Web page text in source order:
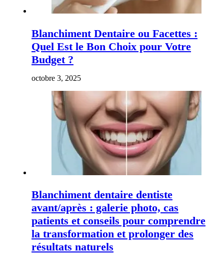
Blanchiment Dentaire ou Facettes :
Quel Est le Bon Choix pour Votre
Budget ?
octobre 3, 2025
Blanchiment dentaire dentiste
avant/après : galerie photo, cas
patients et conseils pour comprendre
la transformation et prolonger des
résultats naturels